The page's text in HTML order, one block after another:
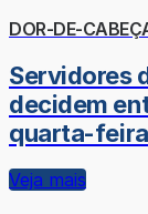
DOR-DE-
Servidores
decidem
quarta-feira
Veja mais